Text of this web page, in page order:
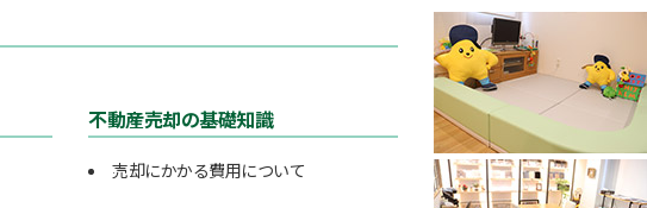
不動産売却の基礎知識
売却にかかる費用について